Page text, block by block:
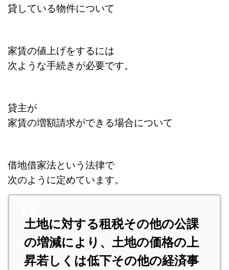
貸している物件について
家賃の値上げをするには
次ような手続きが必要です。
貸主が
家賃の増額請求ができる場合について
借地借家法という法律で
次のように定めています。
土地に対する租税その他の公課
の増減により、土地の価格の上
昇若しくは低下その他の経済事